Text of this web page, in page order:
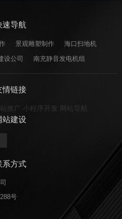
速导航
景观雕塑制作
海口扫地机
设公司 南充静音发电机组
情链接
推广 小程序开发 网站导航
站建设
系方式
号